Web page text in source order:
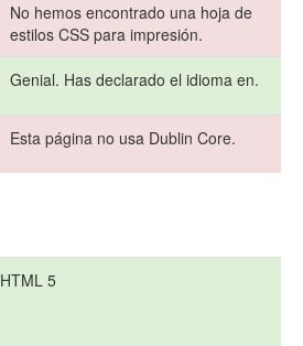
No hemos encontrado una hoja de
estilos CSS para impresión.
Genial. Has declarado el idioma en.
Esta página no usa Dublin Core.
HTML 5